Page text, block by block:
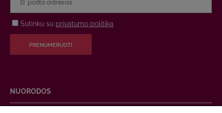
Sutinku su privatumo politika
PRENUMERUOTI
NUORODOS